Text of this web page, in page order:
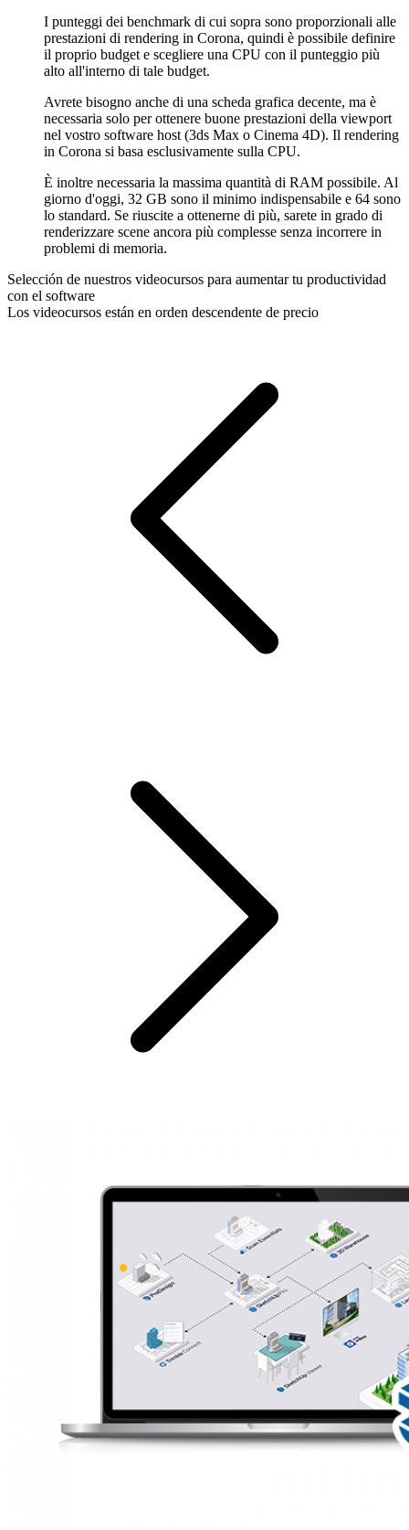
I punteggi dei benchmark di cui sopra sono proporzionali alle
prestazioni di rendering in Corona, quindi è possibile definire
il proprio budget e scegliere una CPU con il punteggio più
alto all'interno di tale budget.
Avrete bisogno anche di una scheda grafica decente, ma è
necessaria solo per ottenere buone prestazioni della viewport
nel vostro software host (3ds Max o Cinema 4D). Il rendering
in Corona si basa esclusivamente sulla CPU.
È inoltre necessaria la massima quantità di RAM possibile. Al
giorno d'oggi, 32 GB sono il minimo indispensabile e 64 sono
lo standard. Se riuscite a ottenerne di più, sarete in grado di
renderizzare scene ancora più complesse senza incorrere in
problemi di memoria.
Selección de nuestros videocursos para aumentar tu productividad
con el software
Los videocursos están en orden descendente de precio